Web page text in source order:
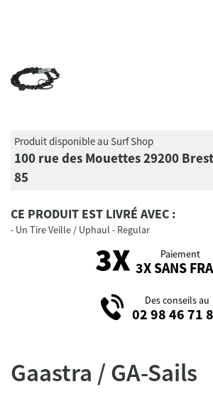
Produit disponible au Surf Shop
100 rue des Mouettes 29200
85
CE PRODUIT EST LIVRÉ AVEC :
Un Tire Veille / Uphaul - Regular
Paiement
3X SANS
Des conseils au
02 98 46 71
Gaastra / GA-Sails